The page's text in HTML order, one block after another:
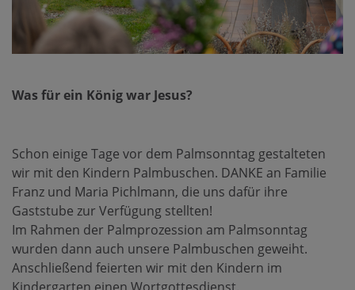
Was für ein König war Jesus?
Schon einige Tage vor dem Palmsonntag gestalteten
wir mit den Kindern Palmbuschen. DANKE an Familie
Franz und Maria Pichlmann, die uns dafür ihre
Gaststube zur Verfügung stellten!
Im Rahmen der Palmprozession am Palmsonntag
wurden dann auch unsere Palmbuschen geweiht.
Anschließend feierten wir mit den Kindern im